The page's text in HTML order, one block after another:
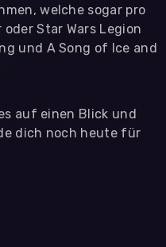
welche sogar pro
Star Wars Legion
und A Song of Ice and
auf einen Blick und
dich noch heute für